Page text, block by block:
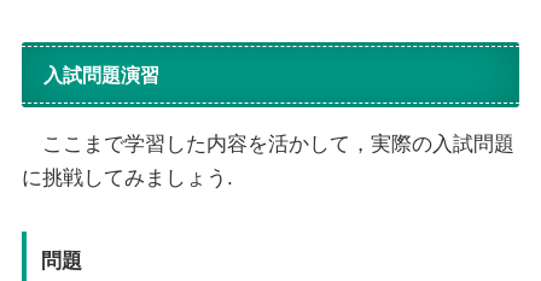
入試問題演習
ここまで学習した内容を活かして，実際の入試問題
に挑戦してみましょう.
問題